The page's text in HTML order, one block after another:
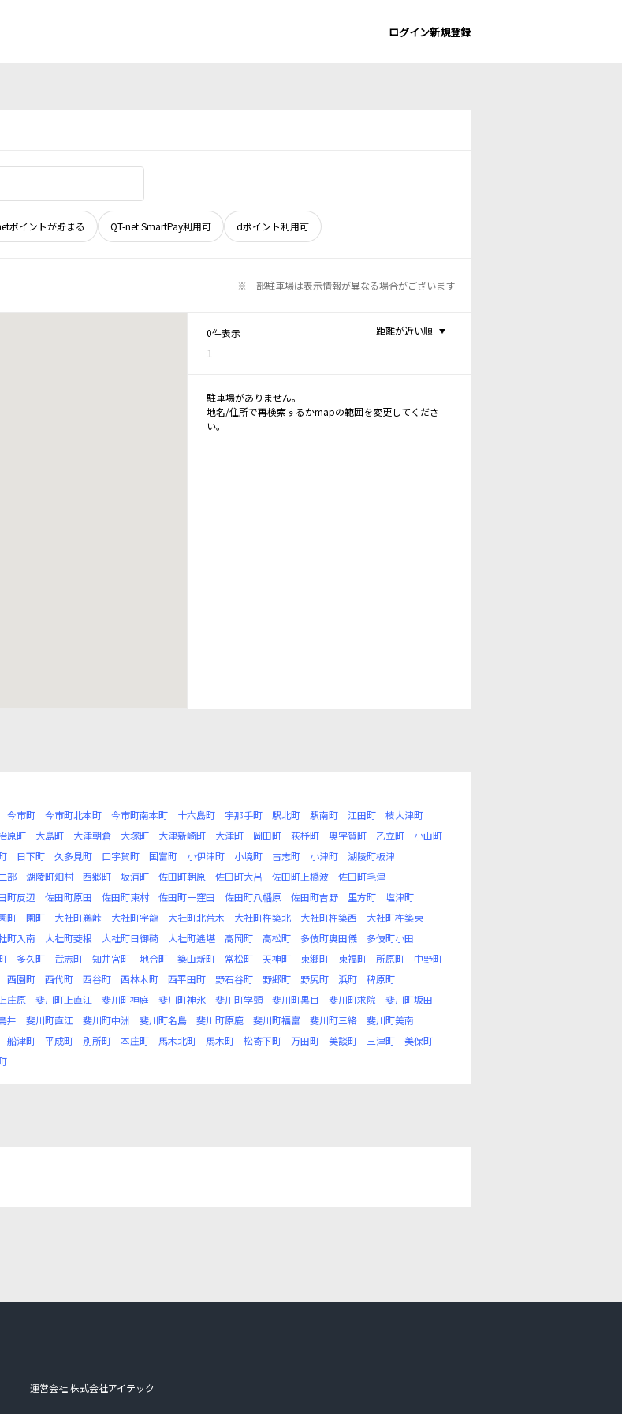
ログイン新規登録
ポイントが貯まる QT-net SmartPay利用可 dポイント利用可
※一部駐車場は表示情報が異なる場合がございます
0件表示
1
距離が近い順
駐車場がありません。
地名/住所で再検索するかmapの範囲を変更してくださ
い。
今市町 今市町北本町 今市町南本町 十六島町 宇那手町 駅北町 駅南町 江田町
枝大津町
原町 大島町 大津朝倉 大塚町 大津新崎町 大津町 岡田町 荻杼町 奥宇賀町 乙立町
小山町
日下町 久多見町 口宇賀町 国富町 小伊津町 小境町 古志町 小津町
湖陵町板津
部 湖陵町畑村 西郷町 坂浦町 佐田町朝原 佐田町大呂 佐田町上橋波
佐田町毛津
町反辺 佐田町原田 佐田町東村 佐田町一窪田 佐田町八幡原 佐田町吉野 里方町
塩津町
町 園町 大社町鵜峠 大社町宇龍 大社町北荒木 大社町杵築北 大社町杵築西
大社町杵築東
町入南 大社町菱根 大社町日御碕 大社町遙堪 高岡町 高松町 多伎町奥田儀
多伎町小田
多久町 武志町 知井宮町 地合町 築山新町 常松町 天神町 東郷町 東福町 所原町
中野町
西園町 西代町 西谷町 西林木町 西平田町 野石谷町 野郷町 野尻町 浜町
稗原町
庄原 斐川町上直江 斐川町神庭 斐川町神氷 斐川町学頭 斐川町黒目 斐川町求院
斐川町坂田
井 斐川町直江 斐川町中洲 斐川町名島 斐川町原鹿 斐川町福富 斐川町三絡
斐川町美南
船津町 平成町 別所町 本庄町 馬木北町 馬木町 松寄下町 万田町 美談町 三津町
美保町
運営会社 株式会社アイテック